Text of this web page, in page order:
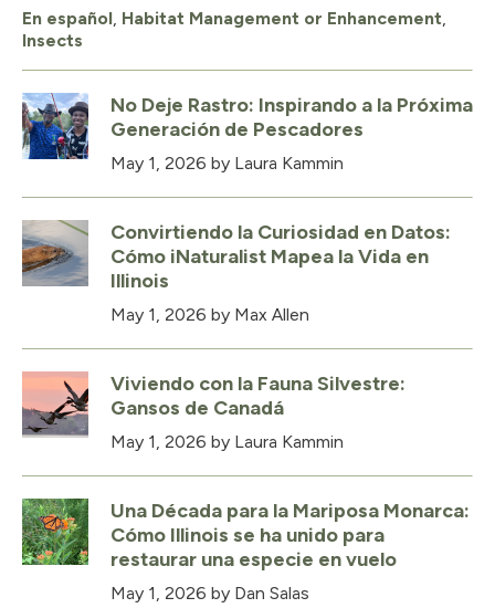
En español, Habitat Management or Enhancement,
Insects
No Deje Rastro: Inspirando a la Próxima
Generación de Pescadores
May 1, 2026 by Laura Kammin
Convirtiendo la Curiosidad en Datos:
Cómo iNaturalist Mapea la Vida en
Illinois
May 1, 2026 by Max Allen
Viviendo con la Fauna Silvestre:
Gansos de Canadá
May 1, 2026 by Laura Kammin
Una Década para la Mariposa Monarca:
Cómo Illinois se ha unido para
restaurar una especie en vuelo
May 1, 2026 by Dan Salas